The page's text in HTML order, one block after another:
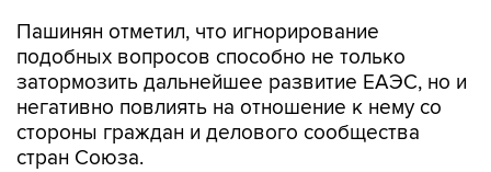
Пашинян отметил, что игнорирование
подобных вопросов способно не только
затормозить дальнейшее развитие ЕАЭС, но и
негативно повлиять на отношение к нему со
стороны граждан и делового сообщества
стран Союза.